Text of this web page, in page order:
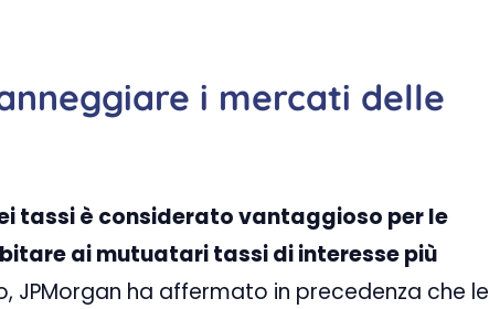
i mercati delle
tassi è considerato vantaggioso per le
ai mutuatari tassi di interesse più
JPMorgan ha affermato in precedenza che le